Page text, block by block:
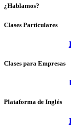
¿Hablamos?
Clases Particulares
Clases para Empresas
Plataforma de Inglés